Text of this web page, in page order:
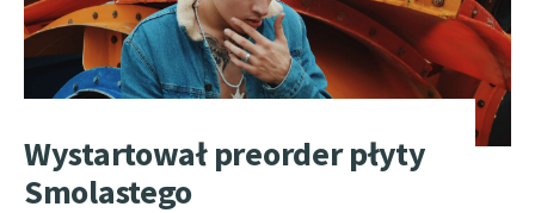
Wystartował preorder płyty
Smolastego